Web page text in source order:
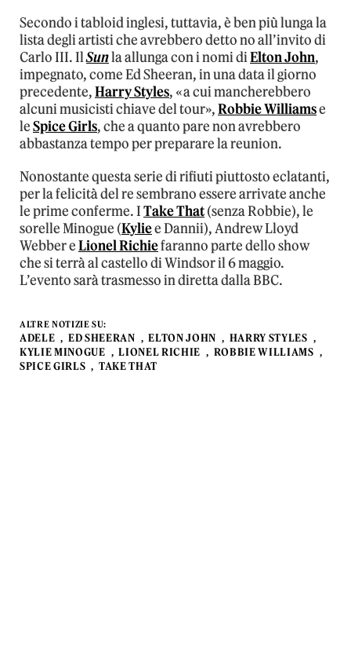
Secondo i tabloid inglesi, tuttavia, è ben più lunga la
lista degli artisti che avrebbero detto no all’invito di
Carlo III. IlSunla allunga con i nomi diElton John,
impegnato, come Ed Sheeran, in una data il giorno
precedente,Harry Styles, «a cui mancherebbero
alcuni musicisti chiave del tour»,Robbie Williamse
leSpice Girls, che a quanto pare non avrebbero
abbastanza tempo per preparare la reunion.
Nonostante questa serie di rifiuti piuttosto eclatanti,
per la felicità del re sembrano essere arrivate anche
le prime conferme. ITake That(senza Robbie), le
sorelle Minogue (Kyliee Dannii), Andrew Lloyd
Webber eLionel Richiefaranno parte dello show
che si terrà al castello di Windsor il 6 maggio.
L’evento sarà trasmesso in diretta dalla BBC.
ALTRE NOTIZIE SU:
ADELE ED SHEERAN ELTON JOHN
HARRY STYLES
KYLIE MINOGUE
LIONEL RICHIE
ROBBIE WILLIAMS
SPICE GIRLS
TAKE THAT